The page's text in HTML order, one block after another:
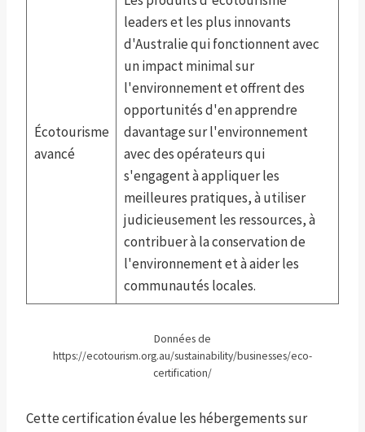
Écotourisme
avancé
leaders et les plus innovants
d'Australie qui fonctionnent avec
un impact minimal sur
l'environnement et offrent des
opportunités d'en apprendre
davantage sur l'environnement
avec des opérateurs qui
s'engagent à appliquer les
meilleures pratiques, à utiliser
judicieusement les ressources, à
contribuer à la conservation de
l'environnement et à aider les
communautés locales.
Données de
https://ecotourism.org.au/sustainability/businesses/eco-
certification/
Cette certification évalue les hébergements sur